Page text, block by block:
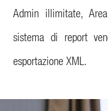
Admin illimitate,
sistema di report
esportazione XML.